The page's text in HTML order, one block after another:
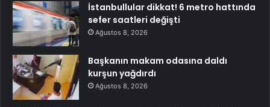
İstanbullular dikkat! 6 metro hattında
sefer saatleri değişti
Ağustos 8, 2026
Başkanın makam odasına daldı
kurşun yağdırdı
Ağustos 8, 2026